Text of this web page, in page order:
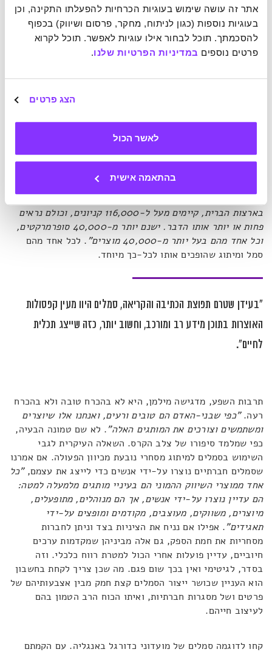
פרטים נוספים במדיניות הפרטיות שלנו.
הצג פרטים
לאשר הכול
בהתאמה אישית
הן הנאצים והן ההינדואיזם השתמשו בו כדי לבטא את ערכיהם
ואמונותיהם, אף-על-פי ההבדל התהומי בין השניים.
משהו השתנה.
תהליך של הפקעה ושימש פחות ופחות כדי לייצג את ערכיהן של
קבוצות. תחת זו התמקד בייצוג ערכים של מוצרים, או לפחות
שיווקי. זה לא שתם לחלוטין עידן הסמלים החברתיים, אבל
המסה העיקרית עברה לתחום המסחרי. קצת נתונים:"היום,
בארצות הברית, קיימים מעל ל-116,000 קניונים, וכולם נראים
פחות או יותר אותו הדבר. ישנם יותר מ-40,000 סופרמרקטים,
וכל אחד מהם בעל יותר מ-40,000 מוצרים"
. לכל אחד מהם
סמל ומיתוג שהופכים אותו לכל-כך מיוחד.
"בעידן שטרם תפוצת הכתיבה והקריאה, סמלים היוו מעין קפסולות
האוצרות בתוכן מידע רב ומורכב, וחשוב יותר, כזה שייצג תכלית
לחיים".
תרבות השפע, מדגישה מילמן, היא לא בהכרח טובה ולא בהכרח
רעה."כפי שבני-האדם הם טובים ורעים, ואנחנו אלו שיוצרים
ומשתמשים וצורכים את המותגים האלה". לא שם טמונה הבעיה,
כפי שמלמד סיפורו של צלב הקרס. השאלה העיקרית לגבי
השימוש בסמלים למיתוג מסחרי נובעת מכיוון הפעולה. אם אמרנו
שסמלים חברתיים נוצרו על-ידי אנשים כדי לייצג את עצמם,"כל
אחד ממוצרי השיווק ההמוני הם בעיניי מותגים מלמעלה למטה:
הם עדיין נוצרו על-ידי אנשים, אך הם מנוהלים, מתופעלים,
מיוצרים, משווקים, מעוצבים, מקודמים ומופצים על-ידי
תאגידים". אפילו אם נניח את הציניות בצד וניתן לחברות
מסחריות את חמת הספק, גם אלה מביניהן שמקדמות ערכים
חיוביים, עדיין פועלות אחרי הכול למטרת רווח כלכלי. וזה
בסדר, לגיטימי ואין בכך שום פגם. מה שכן צריך לקחת בחשבון
הוא העניין שכושר ייצור הסמלים קצת חמק מבין אצבעותיהם של
פרטים ושל מסגרות חברתיות, ואיתו הכוח הרב הטמון בהם
לעיצוב חייהם.
קחו לדוגמה סמלים של מועדוני כדורגל באנגליה. עם הקמתם